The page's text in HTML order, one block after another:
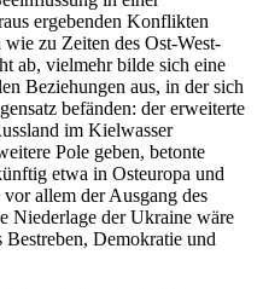
ergebenden Konflikten
zu Zeiten des Ost-West-
ab, vielmehr bilde sich eine
Beziehungen aus, in der sich
befänden: der erweiterte
im Kielwasser
Pole geben, betonte
etwa in Osteuropa und
allem der Ausgang des
Niederlage der Ukraine wäre
Demokratie und